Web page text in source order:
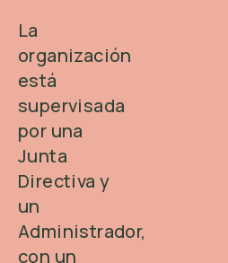
La
organización
está
supervisada
por una
Junta
Directiva y
un
Administrador,
con un